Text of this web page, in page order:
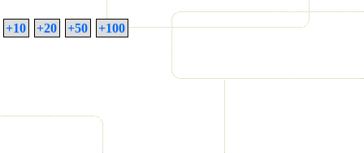
+10 +20 +50 +100